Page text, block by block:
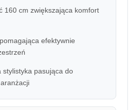
160 cm zwiększająca komfort
efektywnie
stylistyka pasująca do